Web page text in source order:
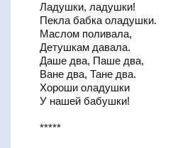
Ладушки, ладушки!
Пекла бабка оладушки.
Маслом поливала,
Детушкам давала.
Даше два, Паше два,
Ване два, Тане два.
Хороши оладушки
У нашей бабушки!
*****